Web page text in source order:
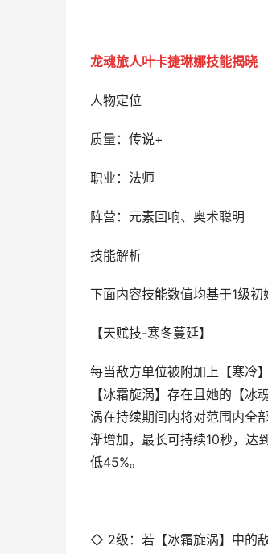
龙魂旅人叶卡捷琳娜技能揭晓
人物定位
质量：传说+
职业：法师
阵营：元素回响、奥术聪明
技能解析
下面内容技能数值均基于1级初
【天赋技-寒冬蔓延】
每当敌方单位被附加上【寒冷
【冰霜旋涡】存在且她的【
涡在持续期间内将对范围内全
渐增加，最长可持续10秒，达
低45%。
◇ 2级：若【冰霜旋涡】中的